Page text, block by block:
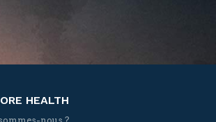
HEALTH